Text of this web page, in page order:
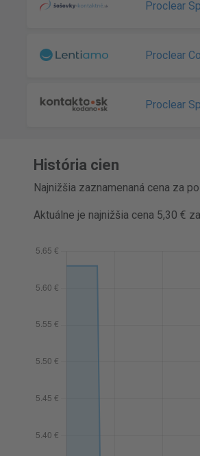
Proclear
Proclear
Proclear
História cien
Najnižšia zaznamenaná cena za
Aktuálne je najnižšia cena 5,30 €